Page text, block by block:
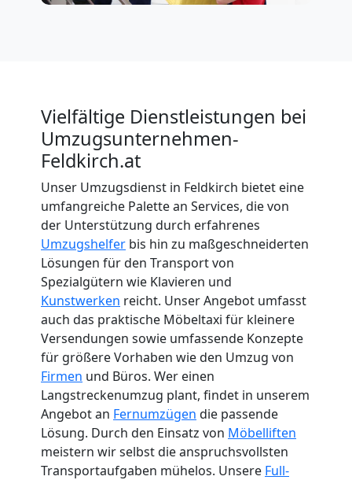
Vielfältige Dienstleistungen bei
Umzugsunternehmen-
Feldkirch.at
Unser Umzugsdienst in Feldkirch bietet eine
umfangreiche Palette an Services, die von
der Unterstützung durch erfahrenes
Umzugshelfer bis hin zu maßgeschneiderten
Lösungen für den Transport von
Spezialgütern wie Klavieren und
Kunstwerken reicht. Unser Angebot umfasst
auch das praktische Möbeltaxi für kleinere
Versendungen sowie umfassende Konzepte
für größere Vorhaben wie den Umzug von
Firmen und Büros. Wer einen
Langstreckenumzug plant, findet in unserem
Angebot an Fernumzügen die passende
Lösung. Durch den Einsatz von Möbelliften
meistern wir selbst die anspruchsvollsten
Transportaufgaben mühelos. Unsere Full-